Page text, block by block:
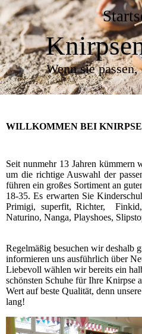
Wenn sie
WILLKOMMEN BEI
Seit nunmehr 13 Jahren kümmern
um die richtige Auswahl der
führen ein großes Sortiment an
18-35. Es erwarten Sie
Primigi, superfit, Richter,
Naturino, Nanga, Playshoes,
Regelmäßig besuchen wir deshalb
informieren uns ausführlich über
Liebevoll wählen wir bereits ein
schönsten Schuhe für Ihre Knirpse
Wert auf beste Qualität, denn
lang!